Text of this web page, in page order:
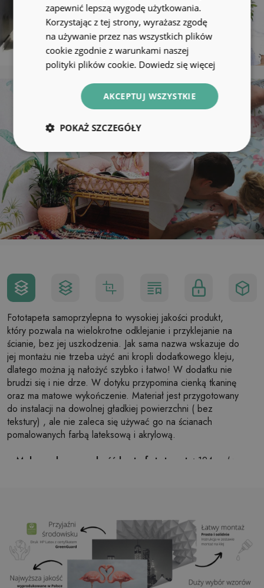
Fototapeta samoprzylepna to wysokiej jakości produkt,
który pozwala na wielokrotne odklejanie i przyklejanie na
ścianie, bez jej uszkodzenia. Jak sama nazwa wskazuje do
jej montażu nie trzeba użyć ani kropli dodatkowego kleju,
dlatego można ją nałożyć szybko i łatwo! W dodatku nie
brudzi się i nie drze. W dotyku przypomina cienką tkaninę
oraz ma matowe wykończenie. Materiał jest przygotowany
do instalacji na dowolnej gładkiej powierzchni ( bez
tekstury) , ale nie zaleca się używać go na ścianach
pomalowanych farbą lateksową i akrylową.
Maksymalna szerokość brytu fototapety: 124cm (w
Klej:Niepotrzebny
Zastosowanie:
Salon, sypialnia, pomieszczenia
biurowe, przedpokój i wiele innych
zapewnić lepszą wygodę użytkowania.
Korzystając z tej strony, wyrażasz zgodę
na używanie przez nas wszystkich plików
cookie zgodnie z warunkami naszej
polityki plików cookie. Dowiedz się więcej
AKCEPTUJ WSZYSTKIE
POKAŻ SZCZEGÓŁY